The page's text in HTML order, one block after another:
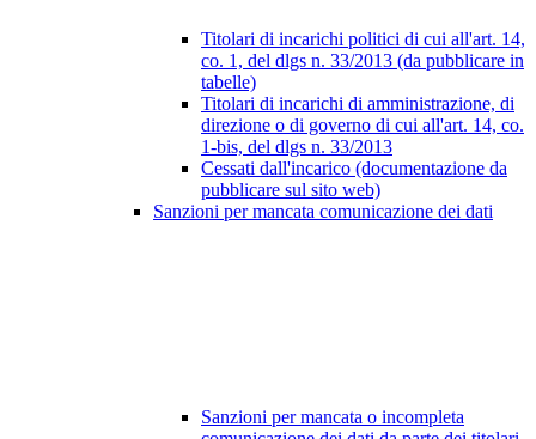
Titolari di incarichi politici di cui all'art. 14,
co. 1, del dlgs n. 33/2013 (da pubblicare in
tabelle)
Titolari di incarichi di amministrazione, di
direzione o di governo di cui all'art. 14, co.
1-bis, del dlgs n. 33/2013
Cessati dall'incarico (documentazione da
pubblicare sul sito web)
Sanzioni per mancata comunicazione dei dati
Sanzioni per mancata o incompleta